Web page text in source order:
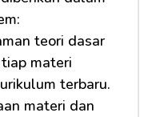
teori dasar
materi
terbaru.
materi dan